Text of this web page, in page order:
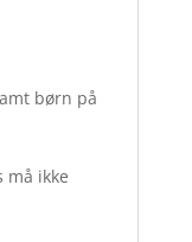
børn på
må ikke